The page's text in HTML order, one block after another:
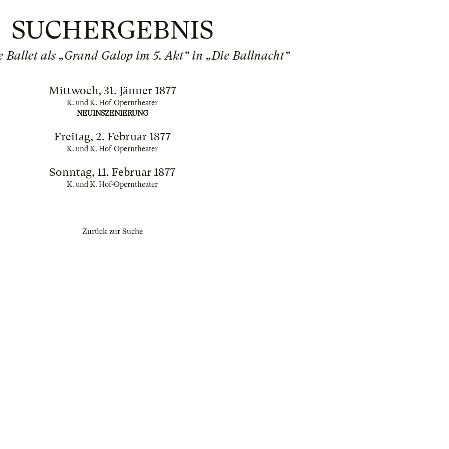
SUCHERGEBNIS
Ballet als „Grand Galop im 5. Akt“ in „Die Ballnacht“
Mittwoch, 31. Jänner 1877
K. und K. Hof-Operntheater
NEUINSZENIERUNG
Freitag, 2. Februar 1877
K. und K. Hof-Operntheater
Sonntag, 11. Februar 1877
K. und K. Hof-Operntheater
Zurück zur Suche